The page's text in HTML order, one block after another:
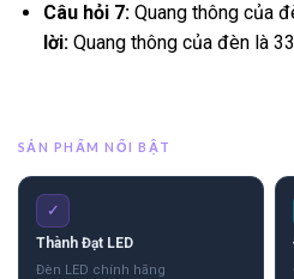
Câu hỏi 7:Quang thông của
lời:Quang thông của đèn là
SẢN PHẨM NỔI BẬT
✓
Thành Đạt LED
Đèn LED chính hãng